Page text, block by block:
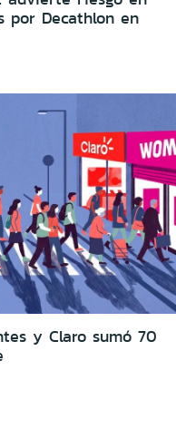
por Decathlon en
y Claro sumó 70